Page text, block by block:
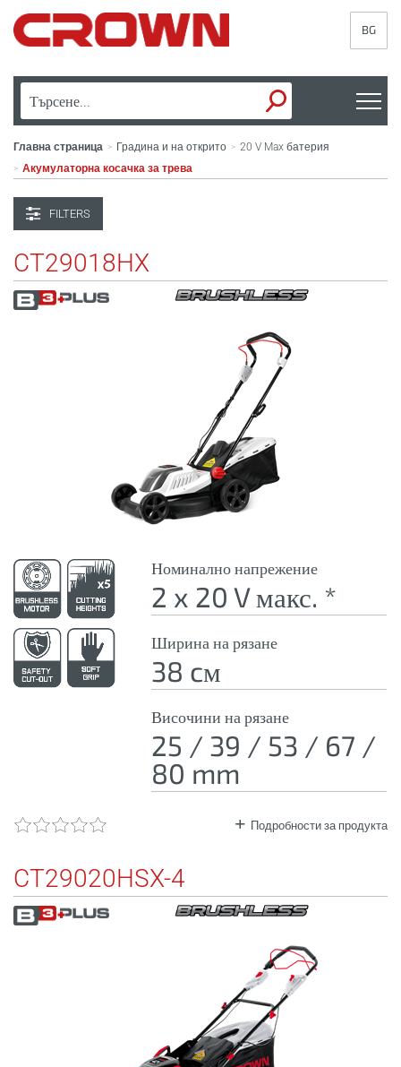
BG
Главна страница > Градина и на открито > 20 V Max батерия
> Акумулаторна косачка за трева
FILTERS
CT29018HX
Номинално напрежение
2 x 20 V макс. *
Ширина на рязане
38 cм
Височини на рязане
25 / 39 / 53 / 67 /
80 mm
Подробности за продукта
CT29020HSX-4